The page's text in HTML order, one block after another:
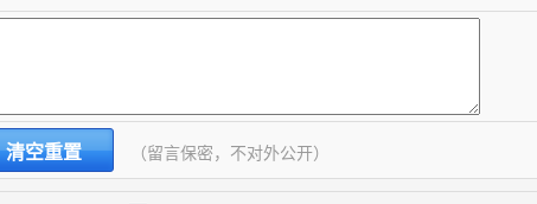
（留言保密，不对外公开）